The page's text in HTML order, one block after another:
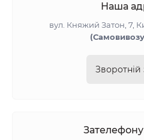
Наша
вул. Княжий Затон, 7,
Зворотній